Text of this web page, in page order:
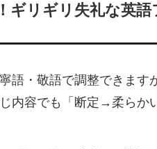
ギリギリ失礼な英
語・敬語で調整できます
内容でも「断定→柔らか